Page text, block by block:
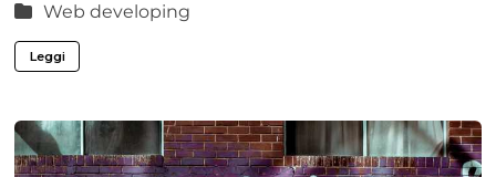
Web developing
Leggi